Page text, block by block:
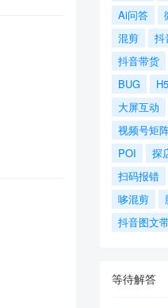
Ai问答
混剪
抖
抖音带货
BUG
大屏互动
视频号矩
POI
探
扫码报错
哆混剪
抖音图文
等待解答